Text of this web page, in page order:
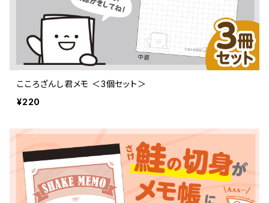
こころざんし君メモ ＜3個セット＞
¥220